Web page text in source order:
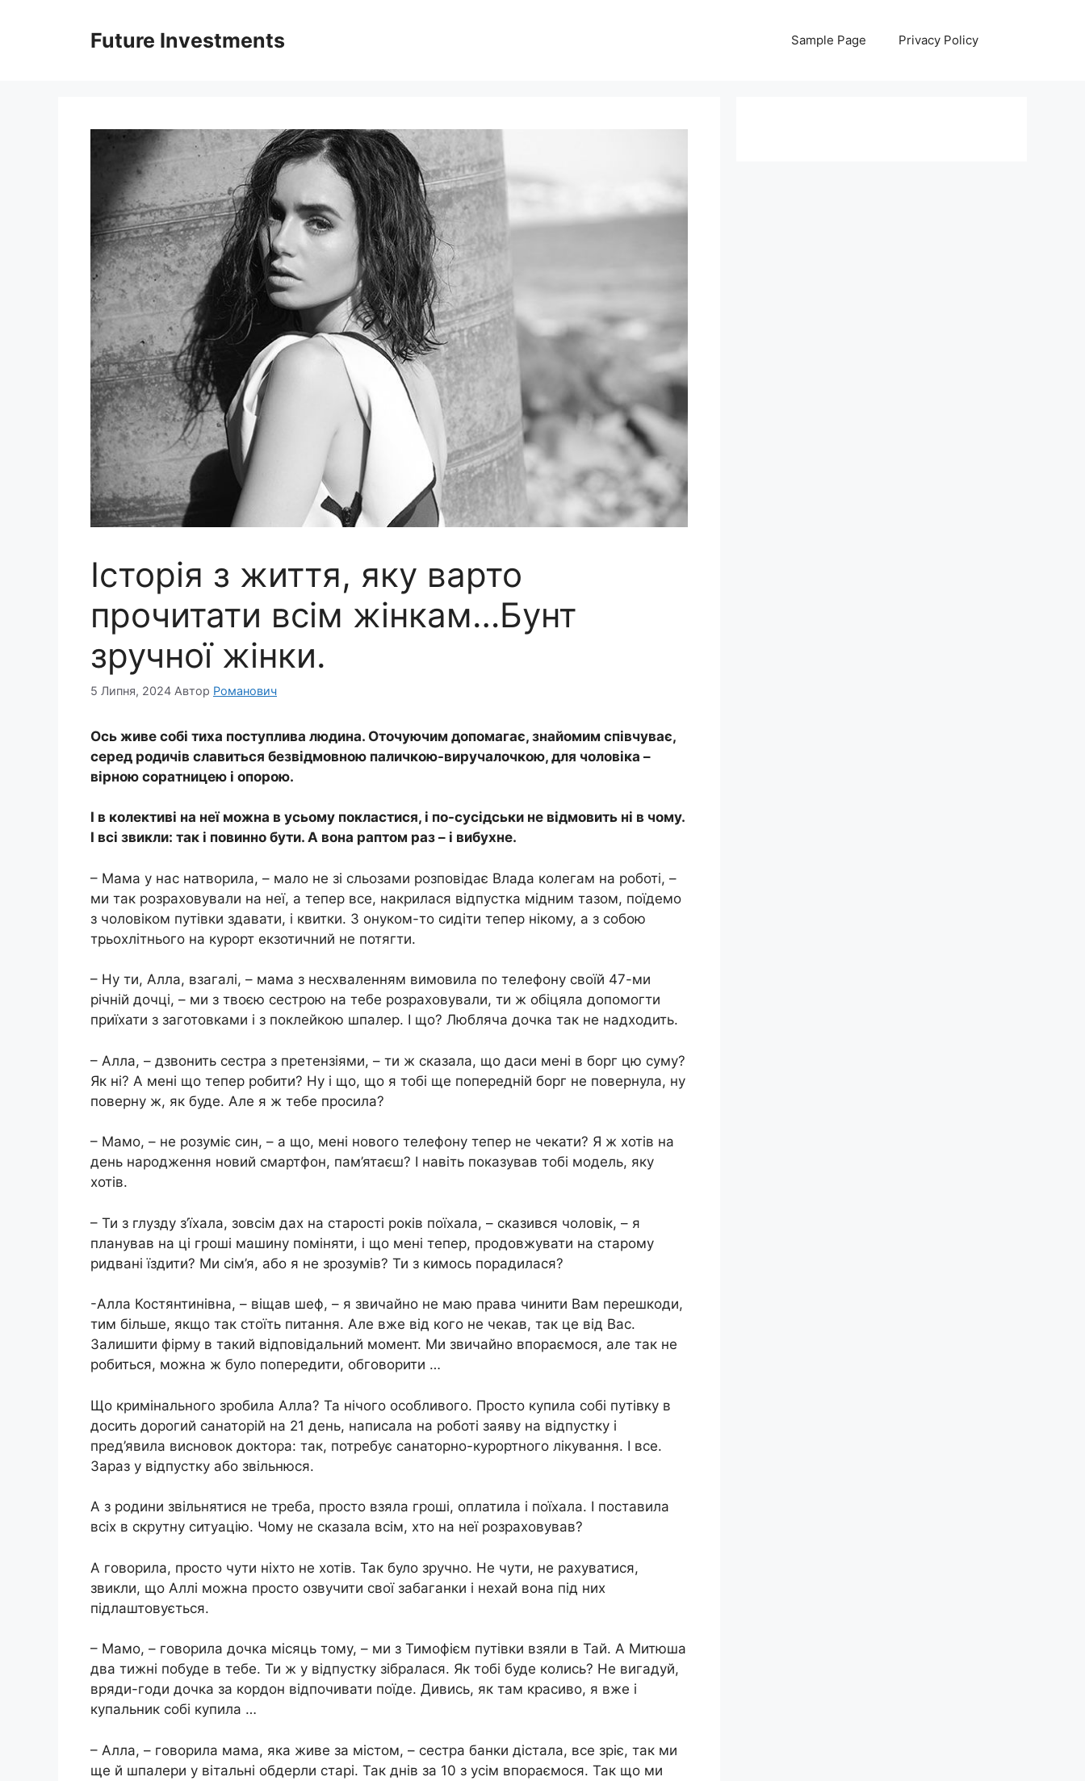
Future Investments Sample Page Privacy Policy
Історія з життя, яку варто
прочитати всім жінкам…Бунт
зручної жінки.
5 Липня, 2024 Автор Романович
Ось живе собі тиха поступлива людина. Оточуючим допомагає, знайомим співчуває,
серед родичів славиться безвідмовною паличкою-виручалочкою, для чоловіка –
вірною соратницею і опорою.
І в колективі на неї можна в усьому покластися, і по-сусідськи не відмовить ні в чому.
І всі звикли: так і повинно бути. А вона раптом раз – і вибухне.
– Мама у нас натворила, – мало не зі сльозами розповідає Влада колегам на роботі, –
ми так розраховували на неї, а тепер все, накрилася відпустка мідним тазом, поїдемо
з чоловіком путівки здавати, і квитки. З онуком-то сидіти тепер нікому, а з собою
трьохлітнього на курорт екзотичний не потягти.
– Ну ти, Алла, взагалі, – мама з несхваленням вимовила по телефону своїй 47-ми
річній дочці, – ми з твоєю сестрою на тебе розраховували, ти ж обіцяла допомогти
приїхати з заготовками і з поклейкою шпалер. І що? Любляча дочка так не надходить.
– Алла, – дзвонить сестра з претензіями, – ти ж сказала, що даси мені в борг цю суму?
Як ні? А мені що тепер робити? Ну і що, що я тобі ще попередній борг не повернула, ну
поверну ж, як буде. Але я ж тебе просила?
– Мамо, – не розуміє син, – а що, мені нового телефону тепер не чекати? Я ж хотів на
день народження новий смартфон, пам’ятаєш? І навіть показував тобі модель, яку
хотів.
– Ти з глузду з’їхала, зовсім дах на старості років поїхала, – сказився чоловік, – я
планував на ці гроші машину поміняти, і що мені тепер, продовжувати на старому
ридвані їздити? Ми сім’я, або я не зрозумів? Ти з кимось порадилася?
-Алла Костянтинівна, – віщав шеф, – я звичайно не маю права чинити Вам перешкоди,
тим більше, якщо так стоїть питання. Але вже від кого не чекав, так це від Вас.
Залишити фірму в такий відповідальний момент. Ми звичайно впораємося, але так не
робиться, можна ж було попередити, обговорити …
Що кримінального зробила Алла? Та нічого особливого. Просто купила собі путівку в
досить дорогий санаторій на 21 день, написала на роботі заяву на відпустку і
пред’явила висновок доктора: так, потребує санаторно-курортного лікування. І все.
Зараз у відпустку або звільнюся.
А з родини звільнятися не треба, просто взяла гроші, оплатила і поїхала. І поставила
всіх в скрутну ситуацію. Чому не сказала всім, хто на неї розраховував?
А говорила, просто чути ніхто не хотів. Так було зручно. Не чути, не рахуватися,
звикли, що Аллі можна просто озвучити свої забаганки і нехай вона під них
підлаштовується.
– Мамо, – говорила дочка місяць тому, – ми з Тимофієм путівки взяли в Тай. А Митюша
два тижні побуде в тебе. Ти ж у відпустку зібралася. Як тобі буде колись? Не вигадуй,
вряди-годи дочка за кордон відпочивати поїде. Дивись, як там красиво, я вже і
купальник собі купила …
– Алла, – говорила мама, яка живе за містом, – сестра банки дістала, все зріє, так ми
ще й шпалери у вітальні обдерли старі. Так днів за 10 з усім впораємося. Так що ми